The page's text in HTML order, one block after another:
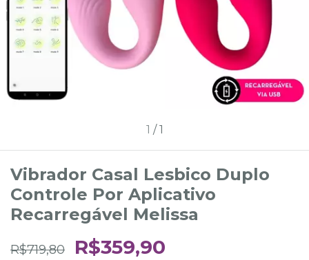
1 /1
Vibrador Casal Lesbico Duplo
Controle Por Aplicativo
Recarregável Melissa
R$719,80 R$359,90